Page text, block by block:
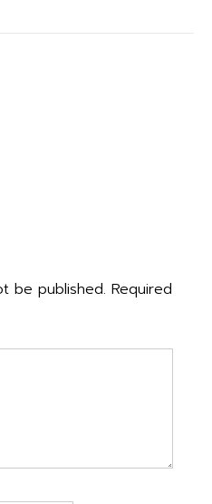
be published. Required